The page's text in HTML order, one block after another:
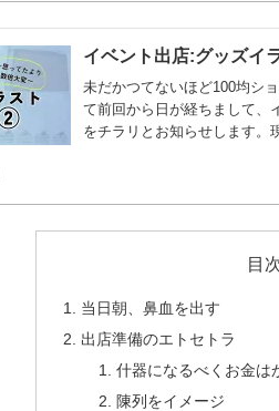
イベント出店:グッズイ
未だかつてないほど100均シ
て前回から日が経ちまして、
をチラリとお知らせします
目
当日朝、鼻血を出す
出店準備のエトセトラ
什器になるべくお金は
陳列をイメージ